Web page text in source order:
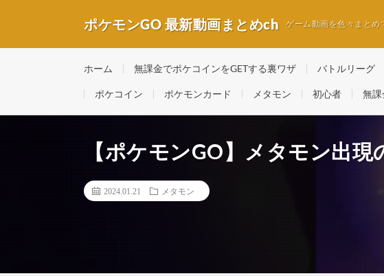
ポケモンGO 最新動画まとめch ゲーム動画を色々まとめ
ホーム 無課金でポケコインをGETする裏ワザ バトルリーグ
ポケコイン ポケモンカード メタモン 初心者 無課
【ポケモンGO】メタモン出現
2024.01.21 メタモン